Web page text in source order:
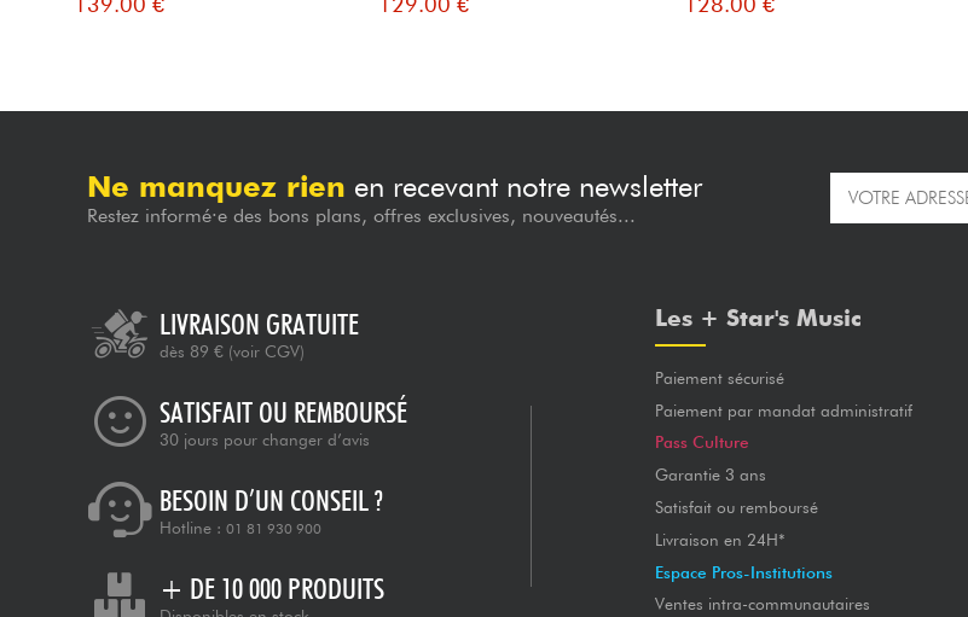
Ne manquez rien en recevant notre newsletter
Restez informé·e des bons plans, offres exclusives, nouveautés...
LIVRAISON GRATUITE
dès 89 € (voir CGV)
SATISFAIT OU REMBOURSÉ
30 jours pour changer d’avis
BESOIN D’UN CONSEIL ?
Hotline : 01 81 930 900
+ DE 10 000 PRODUITS
Les + Star's Music
Paiement sécurisé
Paiement par mandat administratif
Pass Culture
Garantie 3 ans
Satisfait ou remboursé
Livraison en 24H*
Espace Pros-Institutions
Ventes intra-communautaires